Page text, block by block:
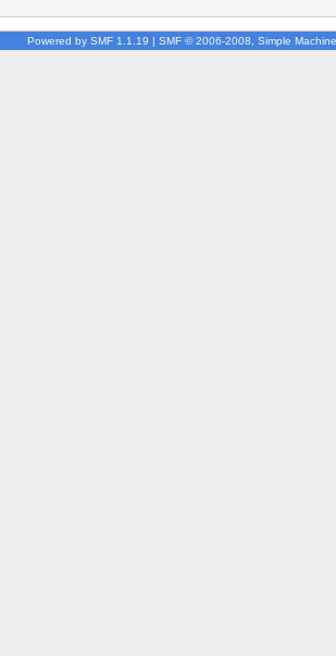
Powered by SMF 1.1.19 | SMF © 2006-2008, Simple